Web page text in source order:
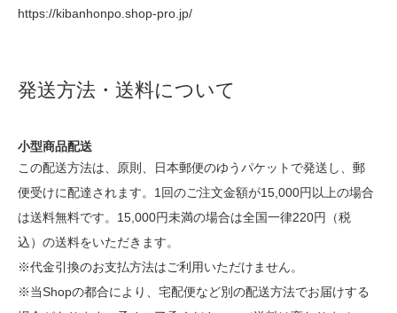
https://kibanhonpo.shop-pro.jp/
発送方法・送料について
小型商品配送
この配送方法は、原則、日本郵便のゆうパケットで発送し、郵
便受けに配達されます。1回のご注文金額が15,000円以上の場合
は送料無料です。15,000円未満の場合は全国一律220円（税
込）の送料をいただきます。
※代金引換のお支払方法はご利用いただけません。
※当Shopの都合により、宅配便など別の配送方法でお届けする